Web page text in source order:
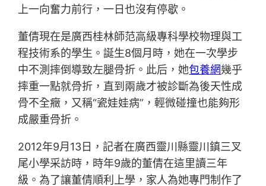
上一向奮力前行，一日也沒有停歇。
董倩現在是廣西桂林師范高級專科學校物理與工
程技術系的學生。誕生8個月時，她在一次學步
中不測摔倒導致左腿骨折。此后，她包養網幾乎
摔重一點就骨折，直到兩歲才被診斷為後天性成
骨不全癥，又稱“瓷娃娃病”，輕微碰撞也能夠形
成嚴重骨折。
2012年9月13日，記者在廣西靈川縣靈川鎮三叉
尾小學采訪時，時年9歲的董倩在這里讀三年
級。為了讓董倩順利上學，家人為她專門制作了